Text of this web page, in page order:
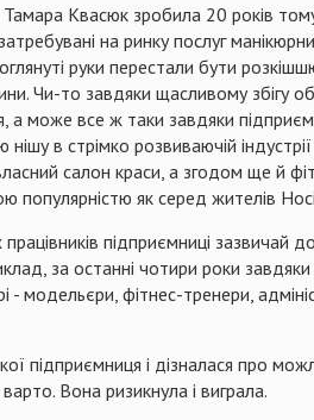
Тамара Квасюк зробила 20 років
на ринку послуг
руки перестали бути
Чи-то завдяки щасливому збігу
а може все ж таки завдяки
в стрімко розвиваючій
салон краси, а згодом ще й
популярністю як серед жителів
підприємниці зазвичай
за останні чотири роки
- модельєри, фітнес-тренери,
підприємниця і дізналася про
Вона ризикнула і виграла.